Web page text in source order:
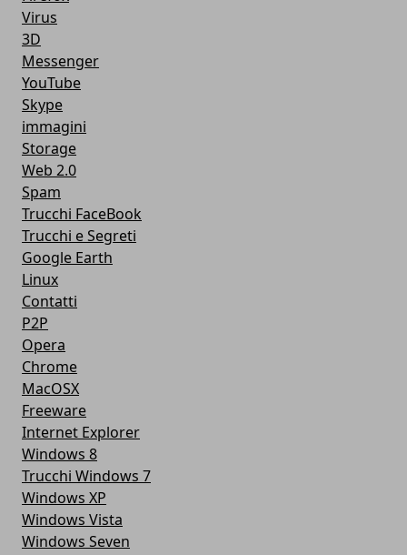
Virus
3D
Messenger
YouTube
Skype
immagini
Storage
Web 2.0
Spam
Trucchi FaceBook
Trucchi e Segreti
Google Earth
Linux
Contatti
P2P
Opera
Chrome
MacOSX
Freeware
Internet Explorer
Windows 8
Trucchi Windows 7
Windows XP
Windows Vista
Windows Seven